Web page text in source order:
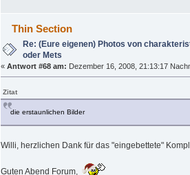
Thin Section
Re: (Eure eigenen) Photos von
oder Mets
« Antwort #68 am: Dezember 16, 2008, 21:13:17
Zitat
die erstaunlichen Bilder
Willi, herzlichen Dank für das "eingebettete"
Guten Abend Forum,